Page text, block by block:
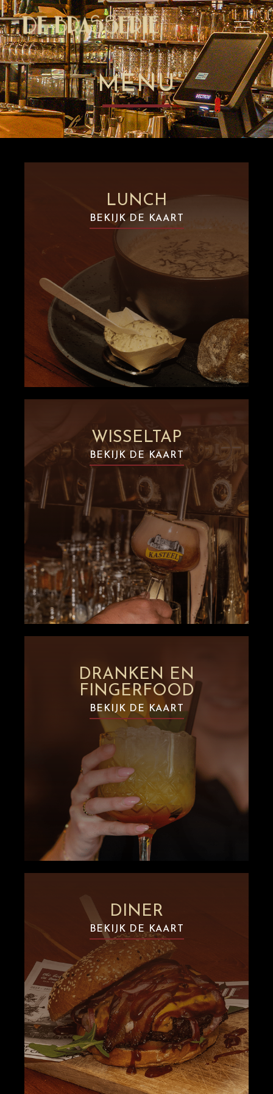
Café De
Brasserie
Altijd
welkom
bij
De
Brasserie
MENU
LUNCH
BEKIJK DE KAART
WISSELTAP
BEKIJK DE KAART
DRANKEN EN
FINGERFOOD
BEKIJK DE KAART
DINER
BEKIJK DE KAART